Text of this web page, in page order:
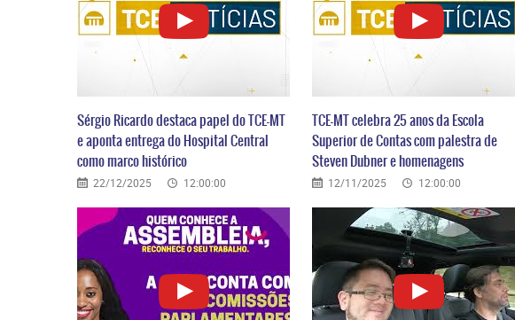
Sérgio Ricardo destaca papel do TCE-MT
e aponta entrega do Hospital Central
como marco histórico
22/12/2025 12:00:00
TCE-MT celebra 25 anos da Escola
Superior de Contas com palestra de
Steven Dubner e homenagens
12/11/2025 12:00:00